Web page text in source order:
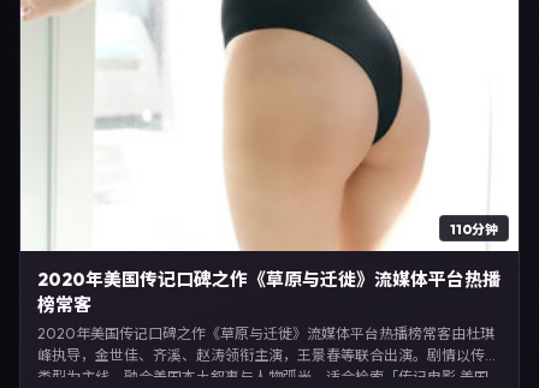
110分钟
2020年美国传记口碑之作《草原与迁徙》流媒体平台热播
榜常客
2020年美国传记口碑之作《草原与迁徙》流媒体平台热播榜常客由杜琪
峰执导，金世佳、齐溪、赵涛领衔主演，王景春等联合出演。剧情以传记
类型为主线，融合美国本土叙事与人物弧光，适合检索「传记电影 美国